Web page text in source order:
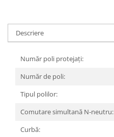
Iluminat decorativ de Craciun
Descriere
Număr poli protejați:
Număr de poli:
Tipul polilor:
Comutare simultană N-neutru:
Curbă: